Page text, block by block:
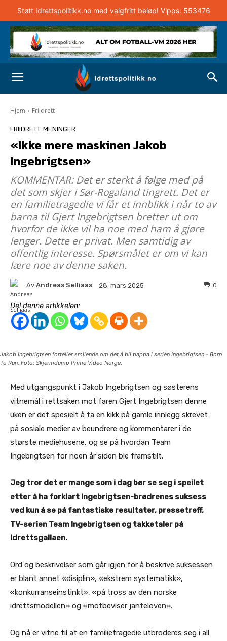
Støtt Idrettspolitikk.no med valgfritt beløp! Vipps: 553476
Hjem Friidrett
FRIIDRETT MENINGER
«Ikke mere maskinen Jakob
Ingebrigtsen»
KOMMENTAR: Det er sterkt å følge med på
det som skjer i Sør-Rogaland tingrett. Det er
en familietragedie vi får et innblikk i når to av
barna til Gjert Ingebrigtsen bretter ut om
hvorfor de ikke vil ha noe med ham å gjøre
lenger. Dette er privat. Men samtidig av
offentlig interesse. Spørsmålet er om vi kan
lære noe av denne saken.
Av Andreas Selliaas 28. mars 2025 0
Del denne artikkelen:
Jakob Ingebrigtsen forteller smilende om det å bli pappa i serien Ingebrigtsen - Born
To Run. Foto: Skjermdump Prime Video Norge.
Med utgangspunkt i Jakob Ingebrigtsen og søsterens
vitnemål i rettsaken mot faren Gjert Ingebrigtsen denne
uken er det spesielt å ta en kikk på gamle innlegg skrevet
på sosiale medier av beundrere og kommentarer i de
største mediehusene, og se på hvordan Team
Ingebrigtsen for noen år siden ble framstilt.
Jeg tror det er mange som i dag bør se seg i speilet
etter å ha forklart Ingebrigtsen-brødrenes suksess
ved kun å se på fantastiske resultater, pressetreff,
TV-serien Team Ingebrigtsen og takketaler på
Idrettsgallaen.
Ord og beskrivelser som går igjen for å beskrive suksessen
er blant annet «disiplin», «ekstrem systematikk»,
«konkurranseinstinkt», «på tross av den norske
idrettsmodellen» og «motbeviser janteloven».
Og nå er vitne til at en familietragedie utbroderes seg i all